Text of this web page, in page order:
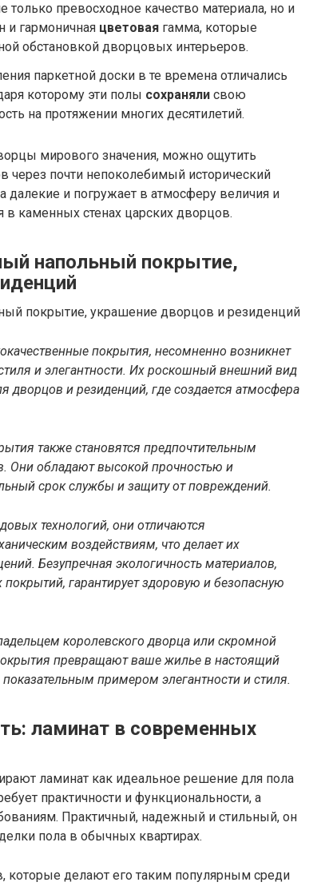
превосходное качество материала, но и
и гармоничная цветовая гамма, которые
обстановкой дворцовых интерьеров.
паркетной доски в те времена отличались
которому эти полы сохраняли свою
на протяжении многих десятилетий.
мирового значения, можно ощутить
через почти непоколебимый исторический
далекие и погружает в атмосферу величия и
в каменных стенах царских дворцов.
напольный покрытие,
покрытия, несомненно возникнет
и элегантности. Их роскошный внешний вид
и резиденций, где создается атмосфера
также становятся предпочтительным
Они обладают высокой прочностью и
срок службы и защиту от повреждений.
технологий, они отличаются
воздействиям, что делает их
Безупречная экологичность материалов,
гарантирует здоровую и безопасную
королевского дворца или скромной
превращают ваше жилье в настоящий
примером элегантности и стиля.
ламинат в современных
ламинат как идеальное решение для пола
практичности и функциональности, а
Практичный, надежный и стильный, он
пола в обычных квартирах.
которые делают его таким популярным среди